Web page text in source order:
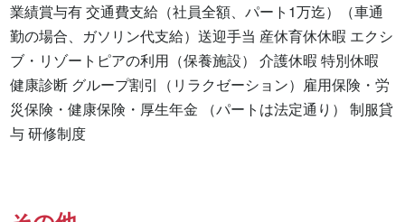
業績賞与有 交通費支給（社員全額、パート1万迄）（車通
勤の場合、ガソリン代支給）送迎手当 産休育休休暇 エクシ
ブ・リゾートピアの利用（保養施設） 介護休暇 特別休暇
健康診断 グループ割引（リラクゼーション）雇用保険・労
災保険・健康保険・厚生年金 （パートは法定通り） 制服貸
与 研修制度